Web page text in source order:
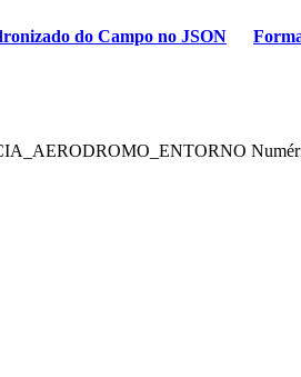
do Campo no JSON